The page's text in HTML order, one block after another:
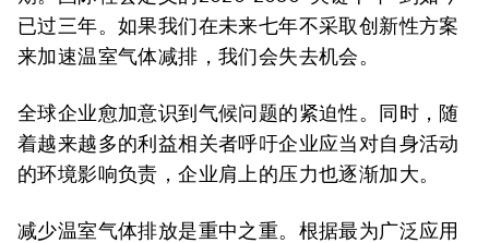
已过三年。如果我们在未来七年不采取创新性方案
来加速温室气体减排，我们会失去机会。
全球企业愈加意识到气候问题的紧迫性。同时，随
着越来越多的利益相关者呼吁企业应当对自身活动
的环境影响负责，企业肩上的压力也逐渐加大。
减少温室气体排放是重中之重。根据最为广泛应用